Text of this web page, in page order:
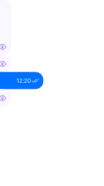
12:20